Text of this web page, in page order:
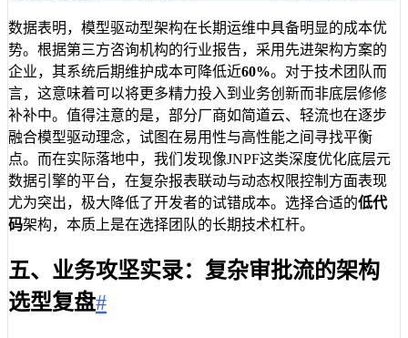
数据表明，模型驱动型架构在长期运维中具备明显的成本优
势。根据第三方咨询机构的行业报告，采用先进架构方案的
企业，其系统后期维护成本可降低近60%。对于技术团队而
言，这意味着可以将更多精力投入到业务创新而非底层修修
补补中。值得注意的是，部分厂商如简道云、轻流也在逐步
融合模型驱动理念，试图在易用性与高性能之间寻找平衡
点。而在实际落地中，我们发现像JNPF这类深度优化底层元
数据引擎的平台，在复杂报表联动与动态权限控制方面表现
尤为突出，极大降低了开发者的试错成本。选择合适的低代
码架构，本质上是在选择团队的长期技术杠杆。
五、业务攻坚实录：复杂审批流的架构
选型复盘#